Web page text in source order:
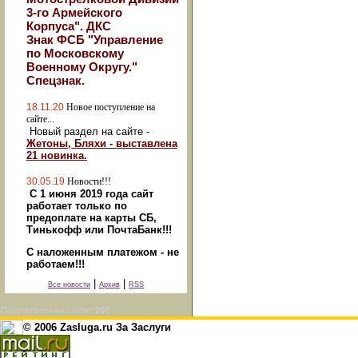
3-го Армейского
Корпуса". ДКС
Знак ФСБ "Управление
по Московскому
Военному Округу."
Спецзнак.
18.11.20 Новое поступление на
сайте...
Новый раздел на сайте -
Жетоны, Бляхи - выставлена
21 новинка.
30.05.19 Новости!!!
С 1 июня 2019 года сайт
работает только по
предоплате на карты СБ,
Тинькофф или ПочтаБанк!!!
С наложенным платежом - не
работаем!!!
Все новости Архив RSS
Посетителей на сайте: 200
© 2006 Zasluga.ru За Заслуги